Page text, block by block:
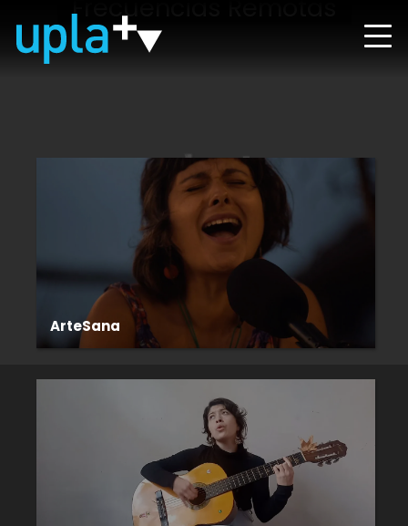
Frecuencias Remotas
ArteSana